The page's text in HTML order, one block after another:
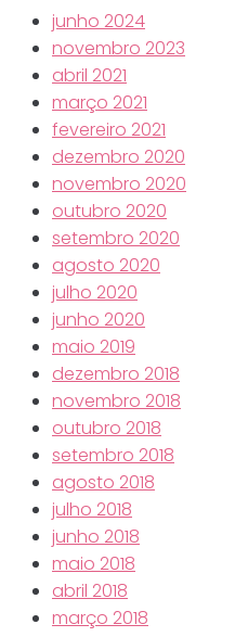
junho 2024
novembro 2023
abril 2021
março 2021
fevereiro 2021
dezembro 2020
novembro 2020
outubro 2020
setembro 2020
agosto 2020
julho 2020
junho 2020
maio 2019
dezembro 2018
novembro 2018
outubro 2018
setembro 2018
agosto 2018
julho 2018
junho 2018
maio 2018
abril 2018
março 2018